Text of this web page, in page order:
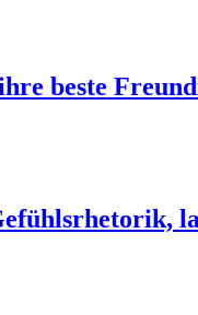
beste